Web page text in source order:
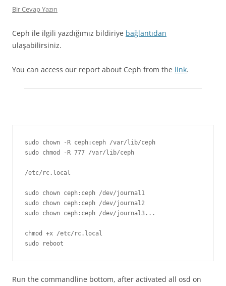
Bir Cevap Yazın
Ceph ile ilgili yazdığımız bildiriye bağlantıdan
ulaşabilirsiniz.
You can access our report about Ceph from the link.
sudo chown -R ceph:ceph /var/lib/ceph
sudo chmod -R 777 /var/lib/ceph
/etc/rc.local
sudo chown ceph:ceph /dev/journal1
sudo chown ceph:ceph /dev/journal2
sudo chown ceph:ceph /dev/journal3...
chmod +x /etc/rc.local
sudo reboot
Run the commandline bottom, after activated all osd on